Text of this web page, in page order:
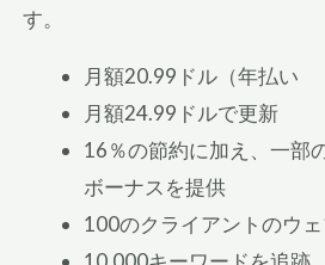
す。
月額20.99ドル（年払い
月額24.99ドルで更新
16％の節約に加え、一部
ボーナスを提供
100のクライアントのウ